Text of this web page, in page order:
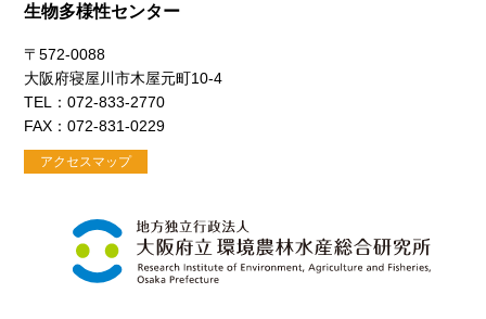
生物多様性センター
〒572-0088
大阪府寝屋川市木屋元町10-4
TEL：072-833-2770
FAX：072-831-0229
アクセスマップ